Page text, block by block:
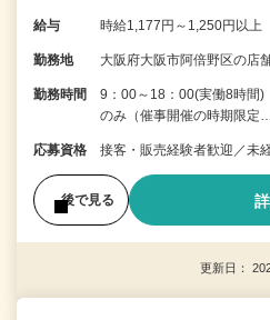
給与 時給1,177円～1,250円以上
勤務地 大阪府大阪市阿倍野区の店
勤務時間
9：00～18：00(実働8時
のみ（催事開催の時期限定…
応募資格 接客・販売経験者歓迎／未
後で見る
更新日：